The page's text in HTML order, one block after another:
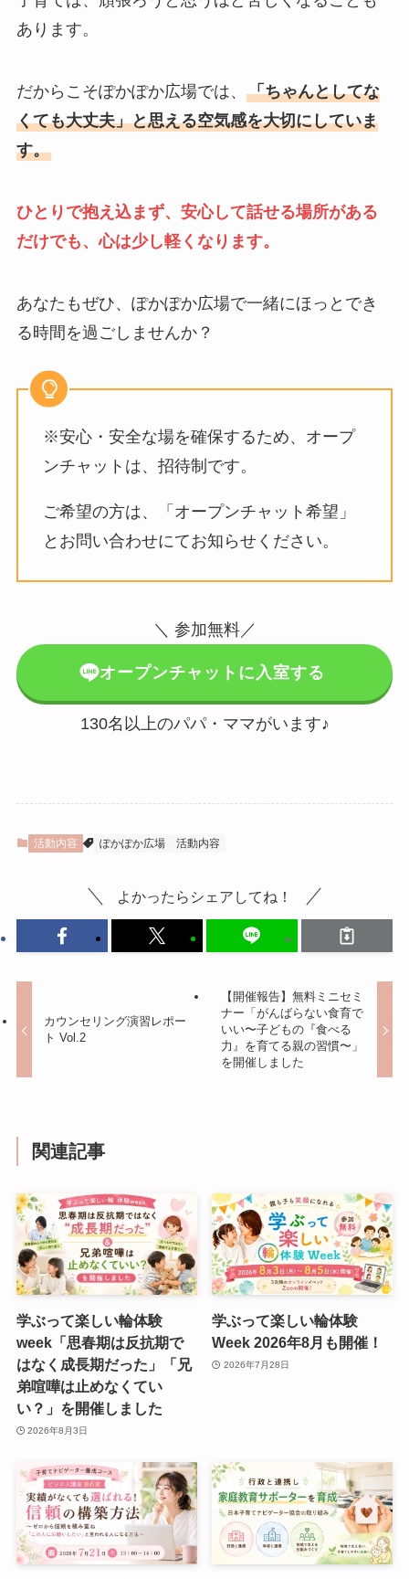
あります。
だからこそぽかぽか広場では、 「ちゃんとしてな
くても大丈夫」と思える空気感を大切にしていま
す。
ひとりで抱え込まず、安心して話せる場所がある
だけでも、心は少し軽くなります。
あなたもぜひ、ぽかぽか広場で一緒にほっとでき
る時間を過ごしませんか？
※安心・安全な場を確保するため、オープ
ンチャットは、招待制です。
ご希望の方は、「オープンチャット希望」
とお問い合わせにてお知らせください。
＼ 参加無料／
オープンチャットに入室する
130名以上のパパ・ママがいます♪
活動内容 ぽかぽか広場 活動内容
よかったらシェアしてね！
カウンセリング演習レポー
ト Vol.2
【開催報告】無料ミニセミ
ナー「がんばらない食育で
いい〜子どもの『食べる
力』を育てる親の習慣〜」
を開催しました
関連記事
学ぶって楽しい輪体験
week「思春期は反抗期で
はなく成長期だった」「兄
弟喧嘩は止めなくてい
い？」を開催しました
2026年8月3日
学ぶって楽しい輪体験
Week 2026年8月も開催！
2026年7月28日